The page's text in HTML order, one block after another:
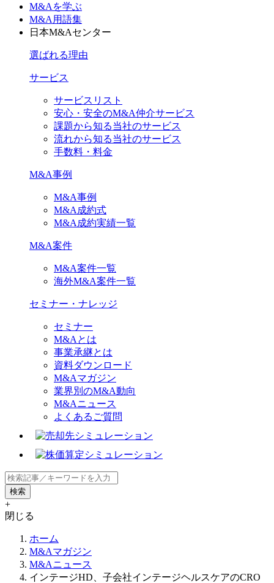
M&Aを学ぶ
M&A用語集
日本M&Aセンター
選ばれる理由
サービス
サービスリスト
安心・安全のM&A仲介サービス
課題から知る当社のサービス
流れから知る当社のサービス
手数料・料金
M&A事例
M&A事例
M&A成約式
M&A成約実績一覧
M&A案件
M&A案件一覧
海外M&A案件一覧
セミナー・ナレッジ
セミナー
M&Aとは
事業承継とは
資料ダウンロード
M&Aマガジン
業界別のM&A動向
M&Aニュース
よくあるご質問
+
閉じる
ホーム
M&Aマガジン
M&Aニュース
インテージHD、子会社インテージヘルスケアのCRO